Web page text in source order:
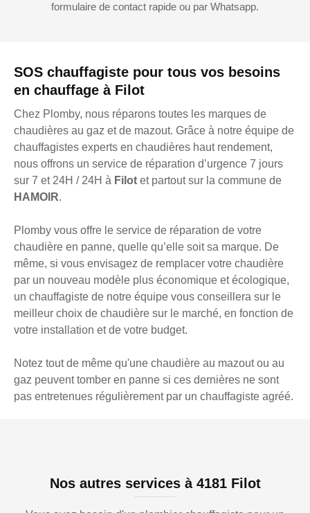
SOS chauffagiste pour tous vos besoins
en chauffage à Filot
Chez Plomby, nous réparons toutes les marques de
chaudières au gaz et de mazout. Grâce à notre équipe de
chauffagistes experts en chaudières haut rendement,
nous offrons un service de réparation d’urgence 7 jours
sur 7 et 24H / 24H à Filot et partout sur la commune de
HAMOIR.
Plomby vous offre le service de réparation de votre
chaudière en panne, quelle qu’elle soit sa marque. De
même, si vous envisagez de remplacer votre chaudière
par un nouveau modèle plus économique et écologique,
un chauffagiste de notre équipe vous conseillera sur le
meilleur choix de chaudière sur le marché, en fonction de
votre installation et de votre budget.
Notez tout de même qu'une chaudière au mazout ou au
gaz peuvent tomber en panne si ces dernières ne sont
pas entretenues régulièrement par un chauffagiste agréé.
formulaire de contact rapide ou par Whatsapp.
Nos autres services à 4181 Filot